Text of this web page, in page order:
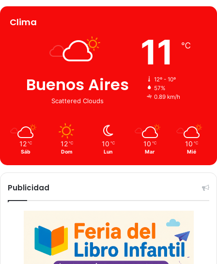
Clima
Buenos Aires
Scattered Clouds
11 ℃
12º - 10º
57%
0.89 km/h
12 ℃
Sáb
12 ℃
Dom
10 ℃
Lun
10 ℃
Mar
10 ℃
Mié
Publicidad